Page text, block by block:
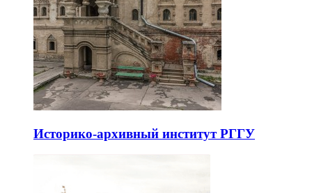
Историко-архивный институт РГГУ